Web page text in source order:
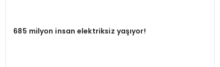
685 milyon insan elektriksiz yaşıyor!